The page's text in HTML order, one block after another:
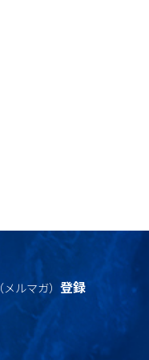
（メルマガ） 登録